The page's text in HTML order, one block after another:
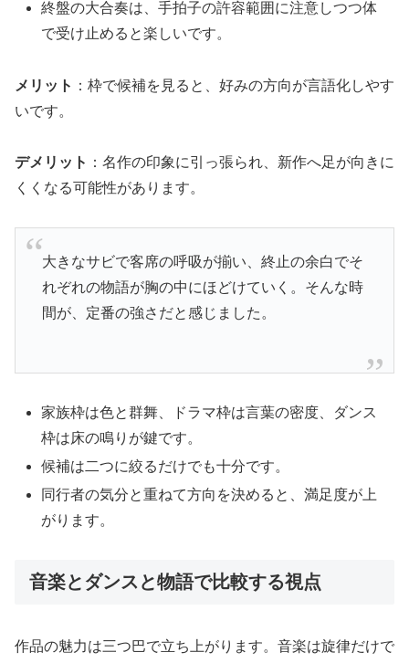
終盤の大合奏は、手拍子の許容範囲に注意しつつ体
で受け止めると楽しいです。
メリット ：枠で候補を見ると、好みの方向が言語化しやす
いです。
デメリット ：名作の印象に引っ張られ、新作へ足が向きに
くくなる可能性があります。
大きなサビで客席の呼吸が揃い、終止の余白でそ
れぞれの物語が胸の中にほどけていく。そんな時
間が、定番の強さだと感じました。
家族枠は色と群舞、ドラマ枠は言葉の密度、ダンス
枠は床の鳴りが鍵です。
候補は二つに絞るだけでも十分です。
同行者の気分と重ねて方向を決めると、満足度が上
がります。
音楽とダンスと物語で比較する視点
作品の魅力は三つ巴で立ち上がります。音楽は旋律だけで